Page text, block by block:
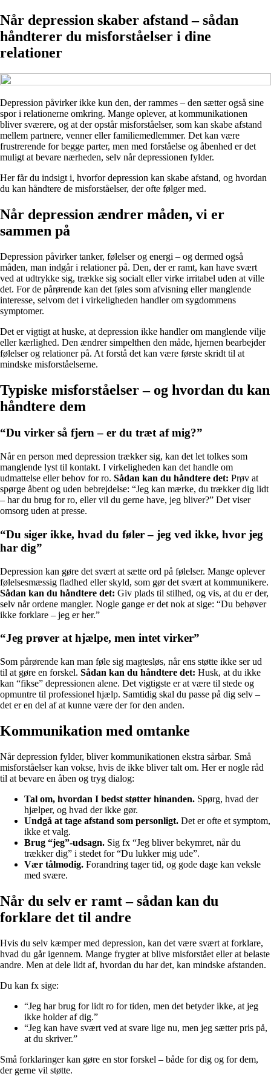
Når depression skaber afstand – sådan
håndterer du misforståelser i dine
relationer
Depression påvirker ikke kun den, der rammes – den sætter også sine
spor i relationerne omkring. Mange oplever, at kommunikationen
bliver sværere, og at der opstår misforståelser, som kan skabe afstand
mellem partnere, venner eller familiemedlemmer. Det kan være
frustrerende for begge parter, men med forståelse og åbenhed er det
muligt at bevare nærheden, selv når depressionen fylder.
Her får du indsigt i, hvorfor depression kan skabe afstand, og hvordan
du kan håndtere de misforståelser, der ofte følger med.
Når depression ændrer måden, vi er
sammen på
Depression påvirker tanker, følelser og energi – og dermed også
måden, man indgår i relationer på. Den, der er ramt, kan have svært
ved at udtrykke sig, trække sig socialt eller virke irritabel uden at ville
det. For de pårørende kan det føles som afvisning eller manglende
interesse, selvom det i virkeligheden handler om sygdommens
symptomer.
Det er vigtigt at huske, at depression ikke handler om manglende vilje
eller kærlighed. Den ændrer simpelthen den måde, hjernen bearbejder
følelser og relationer på. At forstå det kan være første skridt til at
mindske misforståelserne.
Typiske misforståelser – og hvordan du kan
håndtere dem
“Du virker så fjern – er du træt af mig?”
Når en person med depression trækker sig, kan det let tolkes som
manglende lyst til kontakt. I virkeligheden kan det handle om
udmattelse eller behov for ro. Sådan kan du håndtere det: Prøv at
spørge åbent og uden bebrejdelse: “Jeg kan mærke, du trækker dig lidt
– har du brug for ro, eller vil du gerne have, jeg bliver?” Det viser
omsorg uden at presse.
“Du siger ikke, hvad du føler – jeg ved ikke, hvor jeg
har dig”
Depression kan gøre det svært at sætte ord på følelser. Mange oplever
følelsesmæssig fladhed eller skyld, som gør det svært at kommunikere.
Sådan kan du håndtere det: Giv plads til stilhed, og vis, at du er der,
selv når ordene mangler. Nogle gange er det nok at sige: “Du behøver
ikke forklare – jeg er her.”
“Jeg prøver at hjælpe, men intet virker”
Som pårørende kan man føle sig magtesløs, når ens støtte ikke ser ud
til at gøre en forskel. Sådan kan du håndtere det: Husk, at du ikke
kan “fikse” depressionen alene. Det vigtigste er at være til stede og
opmuntre til professionel hjælp. Samtidig skal du passe på dig selv –
det er en del af at kunne være der for den anden.
Kommunikation med omtanke
Når depression fylder, bliver kommunikationen ekstra sårbar. Små
misforståelser kan vokse, hvis de ikke bliver talt om. Her er nogle råd
til at bevare en åben og tryg dialog:
Tal om, hvordan I bedst støtter hinanden. Spørg, hvad der
hjælper, og hvad der ikke gør.
Undgå at tage afstand som personligt. Det er ofte et symptom,
ikke et valg.
Brug “jeg”-udsagn. Sig fx “Jeg bliver bekymret, når du
trækker dig” i stedet for “Du lukker mig ude”.
Vær tålmodig. Forandring tager tid, og gode dage kan veksle
med svære.
Når du selv er ramt – sådan kan du
forklare det til andre
Hvis du selv kæmper med depression, kan det være svært at forklare,
hvad du går igennem. Mange frygter at blive misforstået eller at belaste
andre. Men at dele lidt af, hvordan du har det, kan mindske afstanden.
Du kan fx sige:
“Jeg har brug for lidt ro for tiden, men det betyder ikke, at jeg
ikke holder af dig.”
“Jeg kan have svært ved at svare lige nu, men jeg sætter pris på,
at du skriver.”
Små forklaringer kan gøre en stor forskel – både for dig og for dem,
der gerne vil støtte.